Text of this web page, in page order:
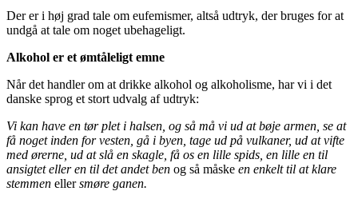
Der er i høj grad tale om eufemismer, altså udtryk, der bruges for at
undgå at tale om noget ubehageligt.
Alkohol er et ømtåleligt emne
Når det handler om at drikke alkohol og alkoholisme, har vi i det
danske sprog et stort udvalg af udtryk:
Vi kan have en tør plet i halsen, og så må vi ud at bøje armen, se at
få noget inden for vesten, gå i byen, tage ud på vulkaner, ud at vifte
med ørerne, ud at slå en skagle, få os en lille spids, en lille en til
ansigtet eller en til det andet ben og så måske en enkelt til at klare
stemmen ellersmøre ganen.